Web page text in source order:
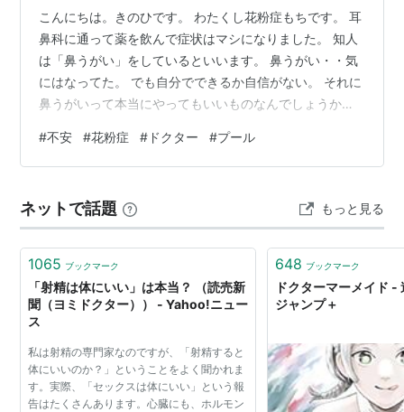
こんにちは。きのひです。 わたくし花粉症もちです。 耳
鼻科に通って薬を飲んで症状はマシになりました。 知人
は「鼻うがい」をしているといいます。 鼻うがい・・気
にはなってた。 でも自分でできるか自信がない。 それに
鼻うがいって本当にやってもいいものなんでしょうか。
ないものだったってのもあるし。 思い切って耳鼻科のド
クターにきいてみました。 「鼻うがいってどうなんです
けど」 「別に悪いもんではないですよ」 わるくはないん
だ・・ あらためて市販の「鼻うがい液」をみてみまし
た。 そこそこする・・たく…
#不安 #花粉症 # ドクター #プール
ネットで話題 もっと見る
1065 ブックマーク
「射精は体にいい」は本当？ （読売新
聞（ヨミドクター）） - Yahoo!ニュー
ス
私は射精の専門家なのですが、「射精すると
体にいいのか？」ということをよく聞かれま
す。実際、「セックスは体にいい」という報
告はたくさんあります。心臓にも、ホルモン
648 ブックマーク
ドクターマーメイド -
ジャンプ＋